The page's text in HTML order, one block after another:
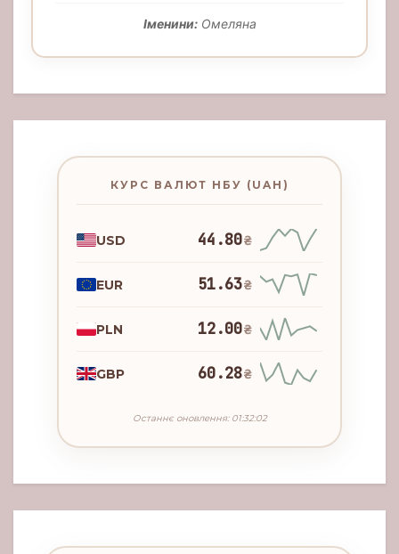
Іменини:Омеляна
КУРС ВАЛЮТ НБУ (UAH)
USD 44.80₴
EUR 51.63₴
PLN 12.00₴
GBP 60.28₴
Останнє оновлення: 01:32:02